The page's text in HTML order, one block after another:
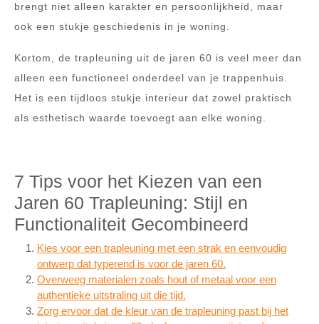
brengt niet alleen karakter en persoonlijkheid, maar
ook een stukje geschiedenis in je woning.
Kortom, de trapleuning uit de jaren 60 is veel meer dan
alleen een functioneel onderdeel van je trappenhuis.
Het is een tijdloos stukje interieur dat zowel praktisch
als esthetisch waarde toevoegt aan elke woning.
7 Tips voor het Kiezen van een
Jaren 60 Trapleuning: Stijl en
Functionaliteit Gecombineerd
Kies voor een trapleuning met een strak en eenvoudig
ontwerp dat typerend is voor de jaren 60.
Overweeg materialen zoals hout of metaal voor een
authentieke uitstraling uit die tijd.
Zorg ervoor dat de kleur van de trapleuning past bij het